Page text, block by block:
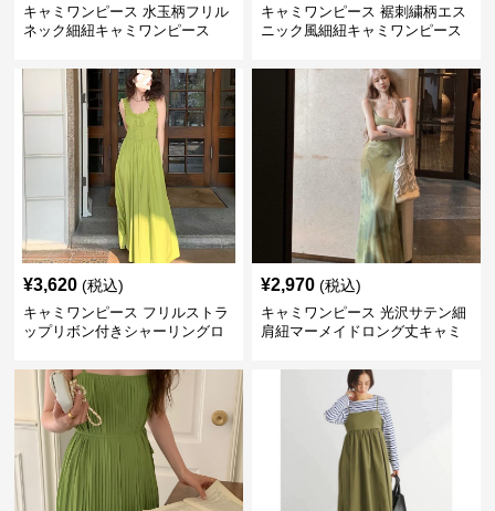
キャミワンピース 水玉柄フリル
ネック細紐キャミワンピース
キャミワンピース 裾刺繍柄エス
ニック風細紐キャミワンピース
¥3,620 (税込)
キャミワンピース フリルストラ
ップリボン付きシャーリングロ
ン
¥2,970 (税込)
キャミワンピース 光沢サテン細
肩紐マーメイドロング丈キャミ